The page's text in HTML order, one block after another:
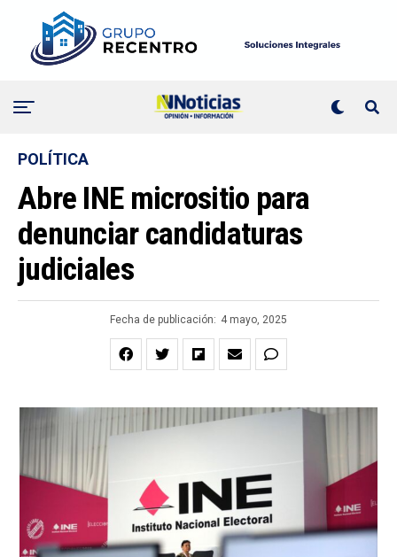
POLÍTICA
Abre INE micrositio para
denunciar candidaturas
judiciales
Fecha de publicación: 4 mayo, 2025